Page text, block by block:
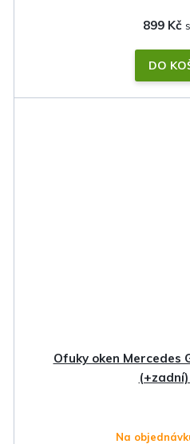
899 Kč
DO
Ofuky oken Mercedes
Na